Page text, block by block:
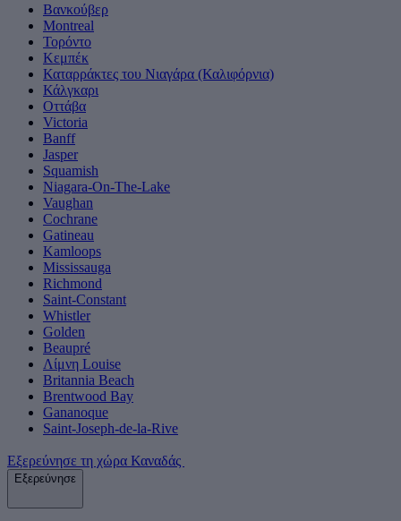
Βανκούβερ
Montreal
Τορόντο
Κεμπέκ
Καταρράκτες του Νιαγάρα (Καλιφόρνια)
Κάλγκαρι
Οττάβα
Victoria
Banff
Jasper
Squamish
Niagara-On-The-Lake
Vaughan
Cochrane
Gatineau
Kamloops
Mississauga
Richmond
Saint-Constant
Whistler
Golden
Beaupré
Λίμνη Louise
Britannia Beach
Brentwood Bay
Gananoque
Saint-Joseph-de-la-Rive
Εξερεύνησε τη χώρα Καναδάς
Εξερεύνησε